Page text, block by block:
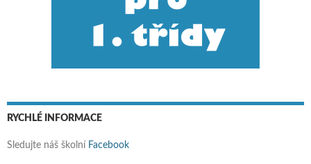
RYCHLÉ INFORMACE
Sledujte náš školní Facebook